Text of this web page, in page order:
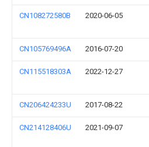
CN108272580B 2020-06-05
CN105769496A 2016-07-20
CN115518303A 2022-12-27
CN206424233U 2017-08-22
CN214128406U 2021-09-07